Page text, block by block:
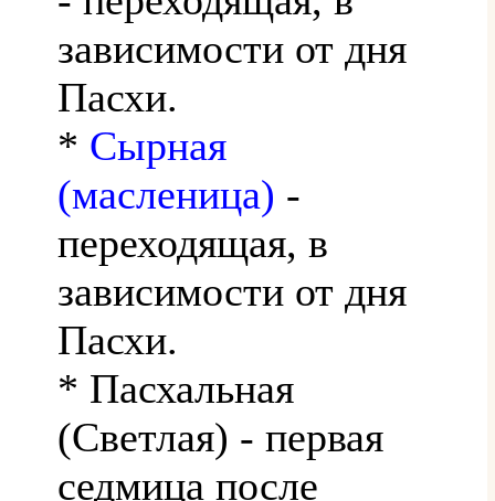
зависимости от дня
Пасхи.
* Сырная
(масленица) -
переходящая, в
зависимости от дня
Пасхи.
* Пасхальная
(Светлая) - первая
седмица после